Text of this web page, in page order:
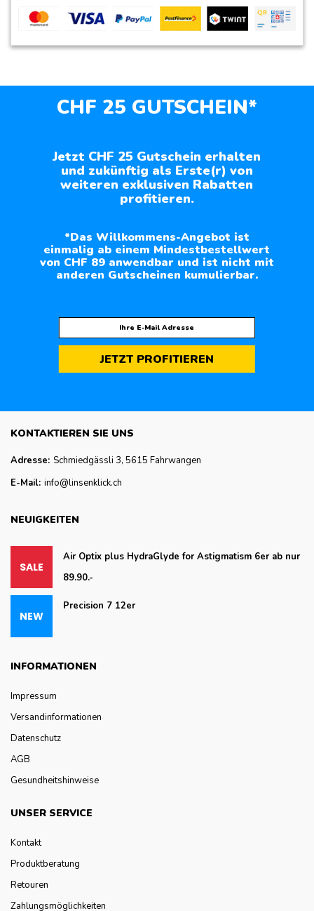
CHF 25 GUTSCHEIN*
Jetzt CHF 25 Gutschein erhalten
und zukünftig als Erste(r) von
weiteren exklusiven Rabatten
profitieren.
*Das Willkommens-Angebot ist
einmalig ab einem Mindestbestellwert
von CHF 89 anwendbar und ist nicht mit
anderen Gutscheinen kumulierbar.
JETZT PROFITIEREN
KONTAKTIEREN SIE UNS
Adresse: Schmiedgässli 3, 5615 Fahrwangen
E-Mail: info@linsenklick.ch
NEUIGKEITEN
Air Optix plus HydraGlyde for Astigmatism 6er ab nur
89.90.-
Precision 7 12er
INFORMATIONEN
Impressum
Versandinformationen
Datenschutz
AGB
Gesundheitshinweise
UNSER SERVICE
Kontakt
Produktberatung
Retouren
Zahlungsmöglichkeiten